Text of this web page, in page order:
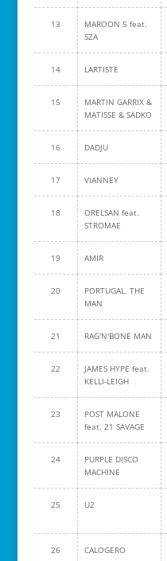
13
MAROON 5 feat.
SZA
14 LARTISTE
15
MARTIN GARRIX &
MATISSE & SADKO
16 DADJU
17 VIANNEY
18
ORELSAN feat.
STROMAE
19 AMIR
20
PORTUGAL. THE
MAN
21 RAG'N'BONE MAN
22
JAMES HYPE feat.
KELLI-LEIGH
23
POST MALONE
feat. 21 SAVAGE
24
PURPLE DISCO
MACHINE
25 U2
26 CALOGERO